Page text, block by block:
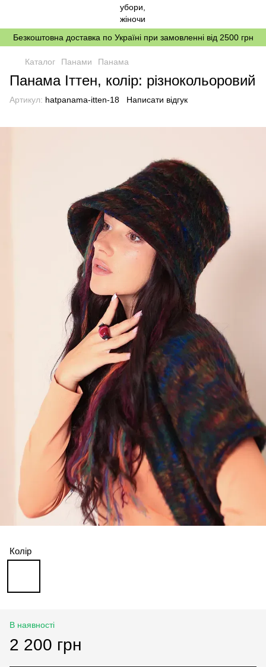
Безкоштовна доставка по Україні при замовленні від 2500 грн
Каталог Панами Панама
Панама Іттен, колір: різнокольоровий
Артикул: hatpanama-itten-18 Написати відгук
Колір
В наявності
2 200 грн